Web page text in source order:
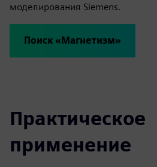
моделирования Siemens.
Поиск «Магнетизм»
Практическое
применение